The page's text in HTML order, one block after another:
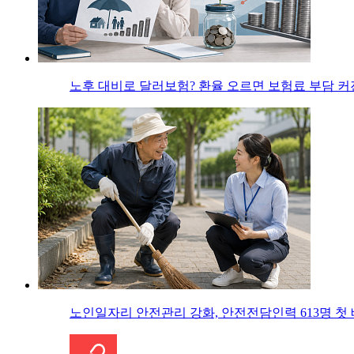
노후 대비로 달러보험? 환율 오르면 보험료 부담 커
노인일자리 안전관리 강화, 안전전담인력 613명 첫